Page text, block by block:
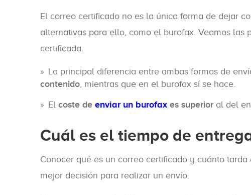
El correo certificado no es la única forma de dejar
alternativas para ello, como el burofax. Veamos
certificada.
La principal diferencia entre ambas formas de
contenido, mientras que en el burofax sí se hace.
El coste de enviar un burofax es superior al del
Cuál es el tiempo de
Conocer qué es un correo certificado y cuánto
mejor decisión para realizar un envío.